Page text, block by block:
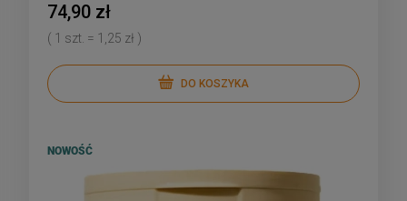
74,90 zł
( 1 szt. = 1,25 zł )
DO KOSZYKA
NOWOŚĆ